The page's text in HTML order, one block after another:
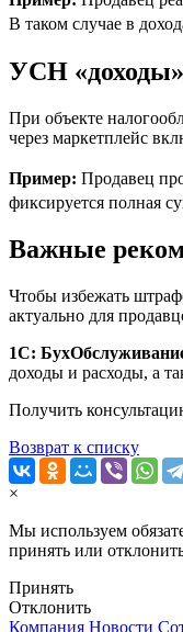
В таком случае в
УСН «доходы»
При объекте
через маркетплейс
Пример: Продавец
фиксируется полная
Важные
Чтобы избежать
актуально для
1С:
доходы и расходы, а
Получить
Возврат к списку
×
Мы используем
принять или
Принять
Отклонить
Компания Новости